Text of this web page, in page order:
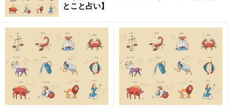
キャラを立たせ、イメージを定着させるのです。何をや
っても、「ふたご座さんらしい」と相手に思ってもらえ
たら、こっちのもの！
また、好きな世界をアピールするのも、オススメです。
「〇〇といえば、ふたご座さん」と連想してもらえて、
とこと占い】